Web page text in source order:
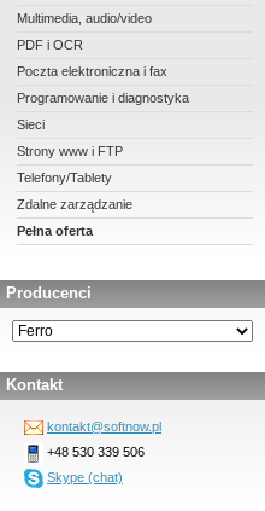
Multimedia, audio/video
PDF i OCR
Poczta elektroniczna i fax
Programowanie i diagnostyka
Sieci
Strony www i FTP
Telefony/Tablety
Zdalne zarządzanie
Pełna oferta
Producenci
Kontakt
kontakt@softnow.pl
+48 530 339 506
Skype (chat)